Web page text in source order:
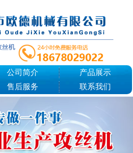
公司简介
产品展示
售后服务 联系我们